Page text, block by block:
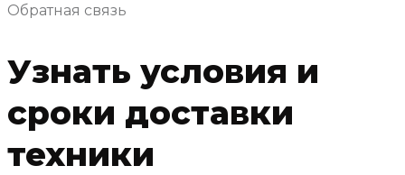
Обратная связь
Узнать условия и
сроки доставки
техники